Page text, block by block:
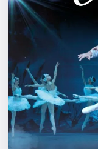
События
Площадки
Артисты
Рейтинги